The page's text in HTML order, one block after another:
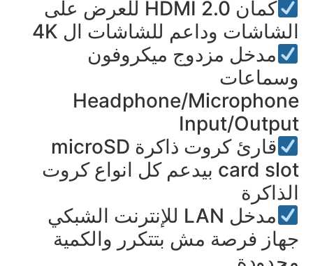
كمان HDMI 2.0 للعرض على
الشاشات وداعم للشاشات ال 4K
مدخل مزدوج ميكروفون
وسماعات
Headphone/Microphone
Input/Output
قارئ كروت ذاكرة microSD
card slot بيدعم كل انواع كروت
الذاكرة
مدخل LAN للإنترنت الشبكي
جهاز فرصة مش بتتكرر والكمية